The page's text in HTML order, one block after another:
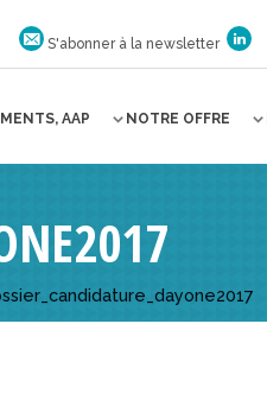
S'abonner à la newsletter
AAP NOTRE OFFRE